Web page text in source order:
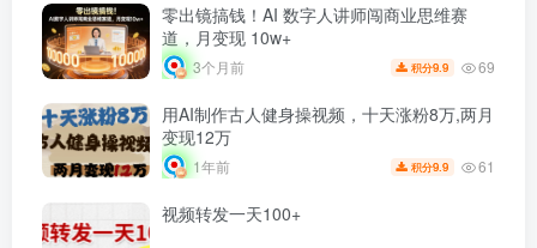
零出镜搞钱！AI 数字人讲师闯商业思维赛
道，月变现 10w+
3个月前 积分9.9 69
用AI制作古人健身操视频，十天涨粉8万,两月
变现12万
1年前 积分9.9 61
视频转发一天100+